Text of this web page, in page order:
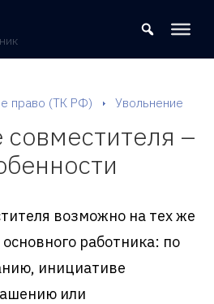
302-09-37
право (ТК РФ) Увольнение
–
возможно на тех же
работника: по
инициативе
или